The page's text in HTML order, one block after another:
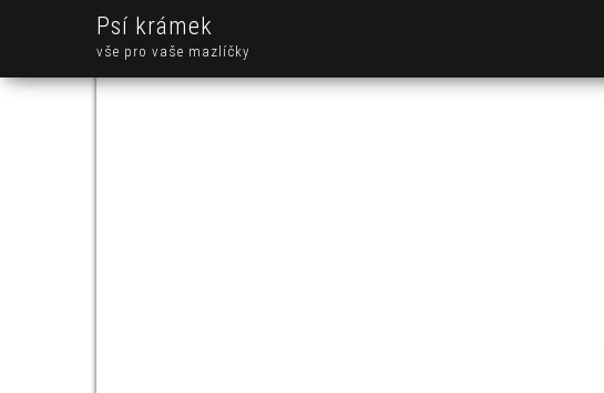
Psí krámek
vše pro vaše mazlíčky